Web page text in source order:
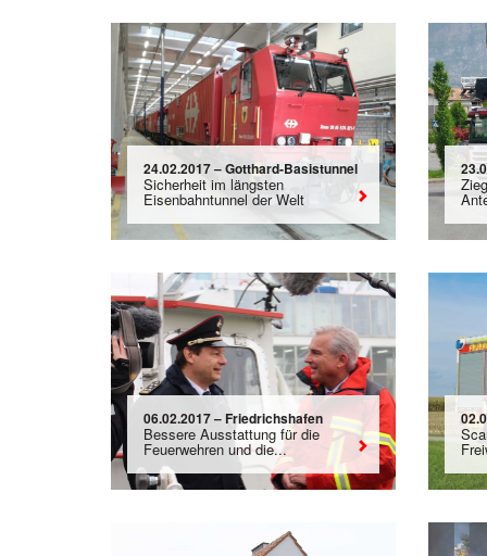
24.02.2017 – Gotthard-Basistunnel
Sicherheit im längsten
Eisenbahntunnel der Welt
06.02.2017 – Friedrichshafen
Bessere Ausstattung für die
Feuerwehren und die...